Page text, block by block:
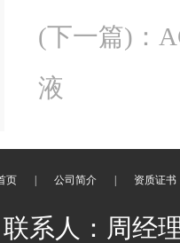
(下一篇) ：
液
页 公司简介 资质证书
联系人：周经